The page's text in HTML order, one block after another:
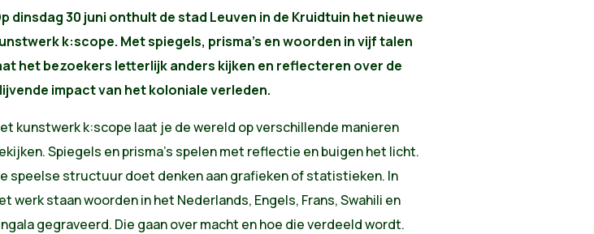
dinsdag 30 juni onthult de stad Leuven in de Kruidtuin het nieuwe
k:scope. Met spiegels, prisma’s en woorden in vijf talen
het bezoekers letterlijk anders kijken en reflecteren over de
impact van het koloniale verleden.
kunstwerk k:scope laat je de wereld op verschillende manieren
Spiegels en prisma’s spelen met reflectie en buigen het licht.
speelse structuur doet denken aan grafieken of statistieken. In
werk staan woorden in het Nederlands, Engels, Frans, Swahili en
gegraveerd. Die gaan over macht en hoe die verdeeld wordt.